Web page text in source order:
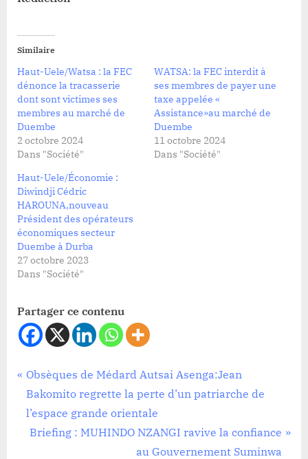
Similaire
Haut-Uele/Watsa : la FEC
dénonce la tracasserie
dont sont victimes ses
membres au marché de
Duembe
2 octobre 2024
Dans "Société"
WATSA: la FEC interdit à
ses membres de payer une
taxe appelée «
Assistance»au marché de
Duembe
11 octobre 2024
Dans "Société"
Haut-Uele/Économie :
Diwindji Cédric
HAROUNA,nouveau
Président des opérateurs
économiques secteur
Duembe à Durba
27 octobre 2023
Dans "Société"
Partager ce contenu
Société
Navigation
de
l’article
P
r
e
v
Obsèques de Médard Autsai Asenga:Jean
Bakomito regrette la perte d’un patriarche de
l’espace grande orientale
N
Briefing : MUHINDO NZANGI ravive la confiance
au Gouvernement Suminwa